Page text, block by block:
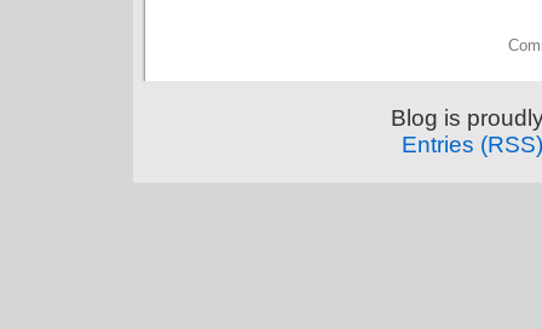
Blog is
Entries (RSS)